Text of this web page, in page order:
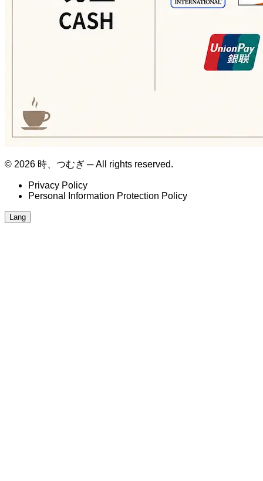
© 2026 時、つむぎ ─ All rights reserved.
Privacy Policy
Personal Information Protection Policy
Lang